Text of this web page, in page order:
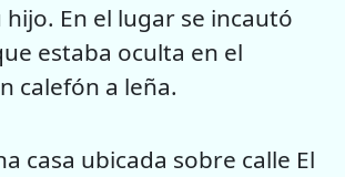
hijo. En el lugar se incautó
estaba oculta en el
calefón a leña.
casa ubicada sobre calle El